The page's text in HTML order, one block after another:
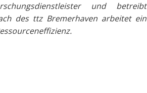
und betreibt
des ttz Bremerhaven arbeitet ein